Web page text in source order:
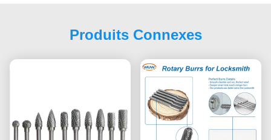
Produits Connexes